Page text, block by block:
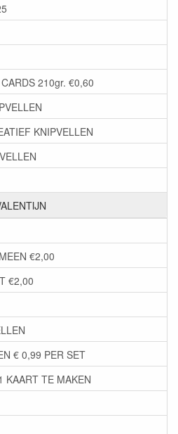
210gr. €0,60
KNIPVELLEN
€2,00
€2,00
€ 0,99 PER SET
KAART TE MAKEN